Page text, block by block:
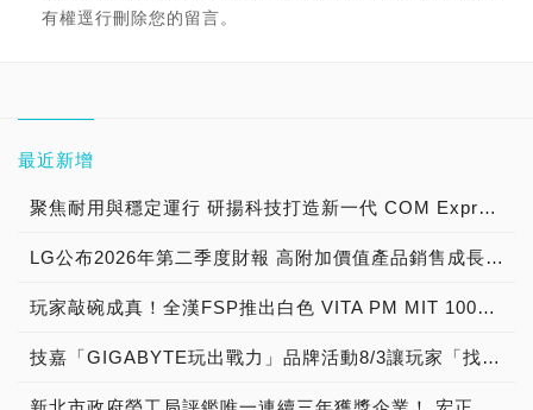
有權逕行刪除您的留言。
最近新增
聚焦耐用與穩定運行 研揚科技打造新一代 COM Express Type 6 模組
LG公布2026年第二季度財報 高附加價值產品銷售成長與成本競爭力提升，營業獲利年增 147%
玩家敲碗成真！全漢FSP推出白色 VITA PM MIT 1000W 靜音電源純白上市！ MIT 白金電源首度披上純白戰袍，支援 ATX 3.1、PCIe 5.1，10年保固！
技嘉「GIGABYTE玩出戰力」品牌活動8/3讓玩家「找到專屬配備」